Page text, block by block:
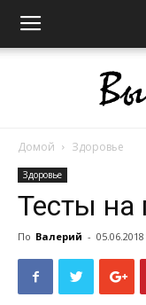
Домой Здоровье
Здоровье
Тесты на
По Валерий - 05.06.2018